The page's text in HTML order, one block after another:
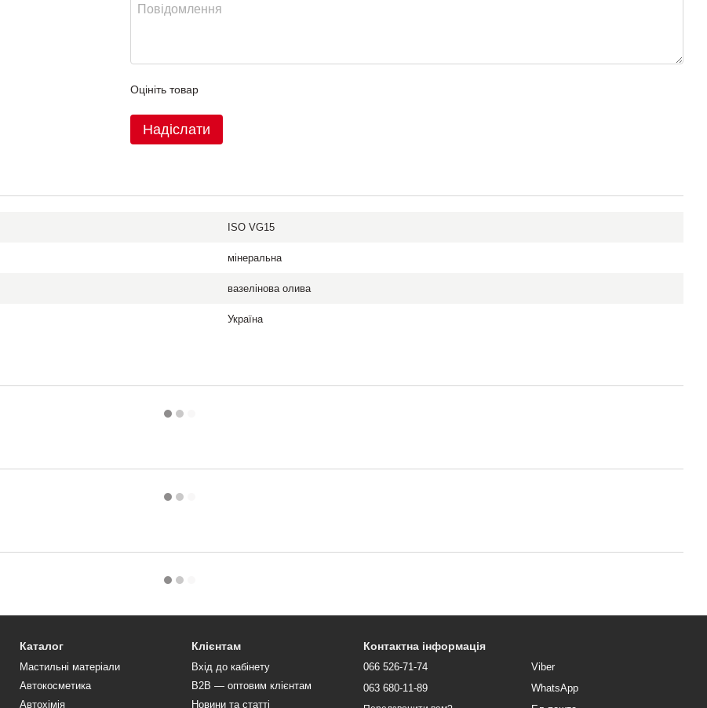
Оцініть товар
Надіслати
ISO VG15
мінеральна
вазелінова олива
Україна
Каталог
Мастильні матеріали
Автокосметика
Автохімія
Клієнтам
Вхід до кабінету
B2B — оптовим клієнтам
Новини та статті
Контактна інформація
066 526-71-74
063 680-11-89
Viber
WhatsApp